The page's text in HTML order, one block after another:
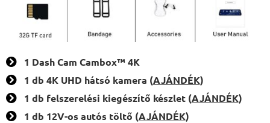
1 Dash Cam Cambox™ 4K
1 db 4K UHD hátsó kamera (AJÁNDÉK)
1 db felszerelési kiegészítő készlet (AJÁNDÉK)
1 db 12V-os autós töltő (AJÁNDÉK)